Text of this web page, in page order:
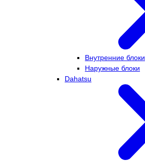
Внутренние блоки
Наружные блоки
Dahatsu